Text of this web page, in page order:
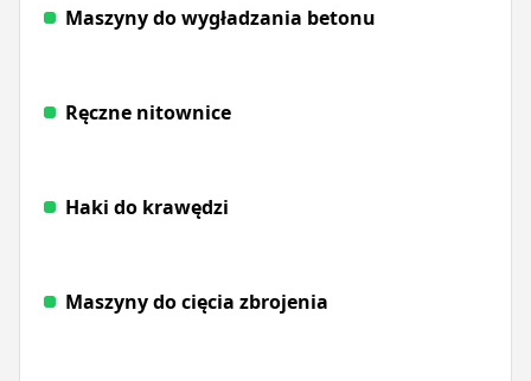
Maszyny do wygładzania betonu
Ręczne nitownice
Haki do krawędzi
Maszyny do cięcia zbrojenia